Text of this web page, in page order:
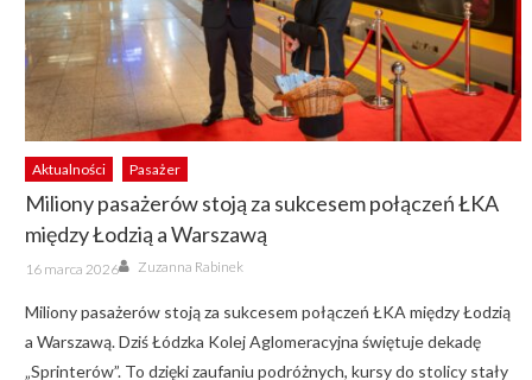
Aktualności Pasażer
Miliony pasażerów stoją za sukcesem połączeń ŁKA
między Łodzią a Warszawą
Posted
on
16 marca 2026 Author
Zuzanna Rabinek
Miliony pasażerów stoją za sukcesem połączeń ŁKA między Łodzią
a Warszawą. Dziś Łódzka Kolej Aglomeracyjna świętuje dekadę
„Sprinterów”. To dzięki zaufaniu podróżnych, kursy do stolicy stały